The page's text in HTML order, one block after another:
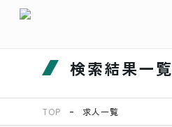
検索結果一覧
TOP 求人一覧